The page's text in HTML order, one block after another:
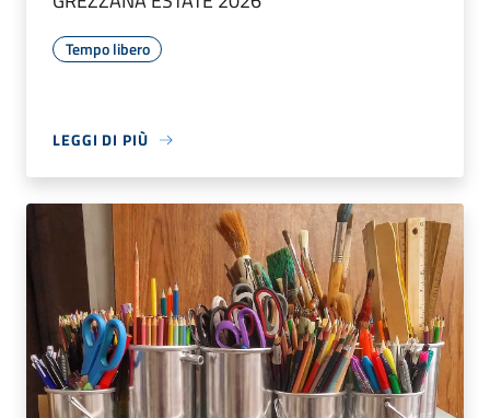
Tempo libero
LEGGI DI PIÙ